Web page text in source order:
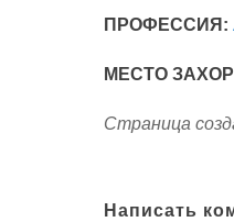
ПРОФЕССИЯ:
МЕСТО
Страница
Написать